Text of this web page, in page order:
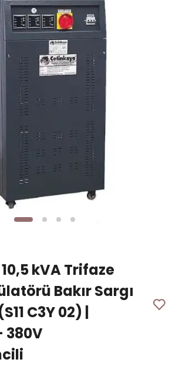
kVA Trifaze
Bakır Sargı
C3Y 02) |
380V